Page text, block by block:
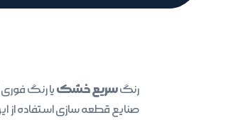
رنگسریع خشکیا رنگ
صنایع قطعه سازی استفاده از